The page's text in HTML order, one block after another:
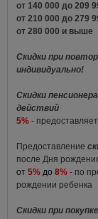
от 140 000 до 209
от 210 000 до 279
от 280 000 и
Скидки при
индивидуально!
Скидки
действий
5% -
Предоставление
после Дня
от 5% до 8% - по
рождении ребенка
Скидки при